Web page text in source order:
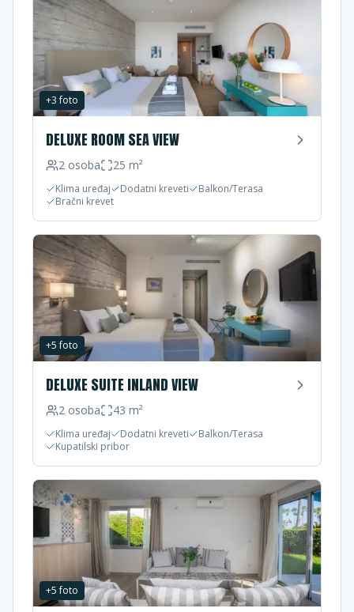
+3foto
DELUXE ROOM SEA VIEW
2 osoba 25 m²
Klima uređaj Dodatni kreveti
Balkon/Terasa
Bračni krevet
+5foto
DELUXE SUITE INLAND VIEW
2 osoba 43 m²
Klima uređaj Dodatni kreveti
Balkon/Terasa
Kupatilski pribor
+5foto